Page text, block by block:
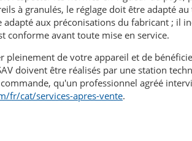
à granulés, le réglage doit être adapté
adapté aux préconisations du fabricant ; il
conforme avant toute mise en service.
pleinement de votre appareil et de
doivent être réalisés par une station
qu'un professionnel agréé
fr/cat/services-apres-vente.